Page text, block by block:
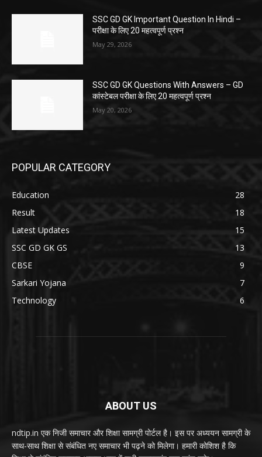
SSC GD GK Important Question In Hindi –
परीक्षा के लिए 20 महत्वपूर्ण प्रश्न
May 29, 2026
SSC GD GK Questions With Answers – GD
कांस्टेबल परीक्षा के लिए 20 महत्वपूर्ण प्रश्न
May 20, 2026
POPULAR CATEGORY
Education
28
Result
18
Latest Updates
15
SSC GD GK GS
13
CBSE
9
Sarkari Yojana
7
Technology
6
ABOUT US
ndtip.in एक निजी समाचार और शिक्षा सामग्री पोर्टल है। इस पर अध्ययन सामग्री के
साथ-साथ शिक्षा से संबंधित नए समाचार भी पढ़ने को मिलेगा। हमारी कोशिश है कि